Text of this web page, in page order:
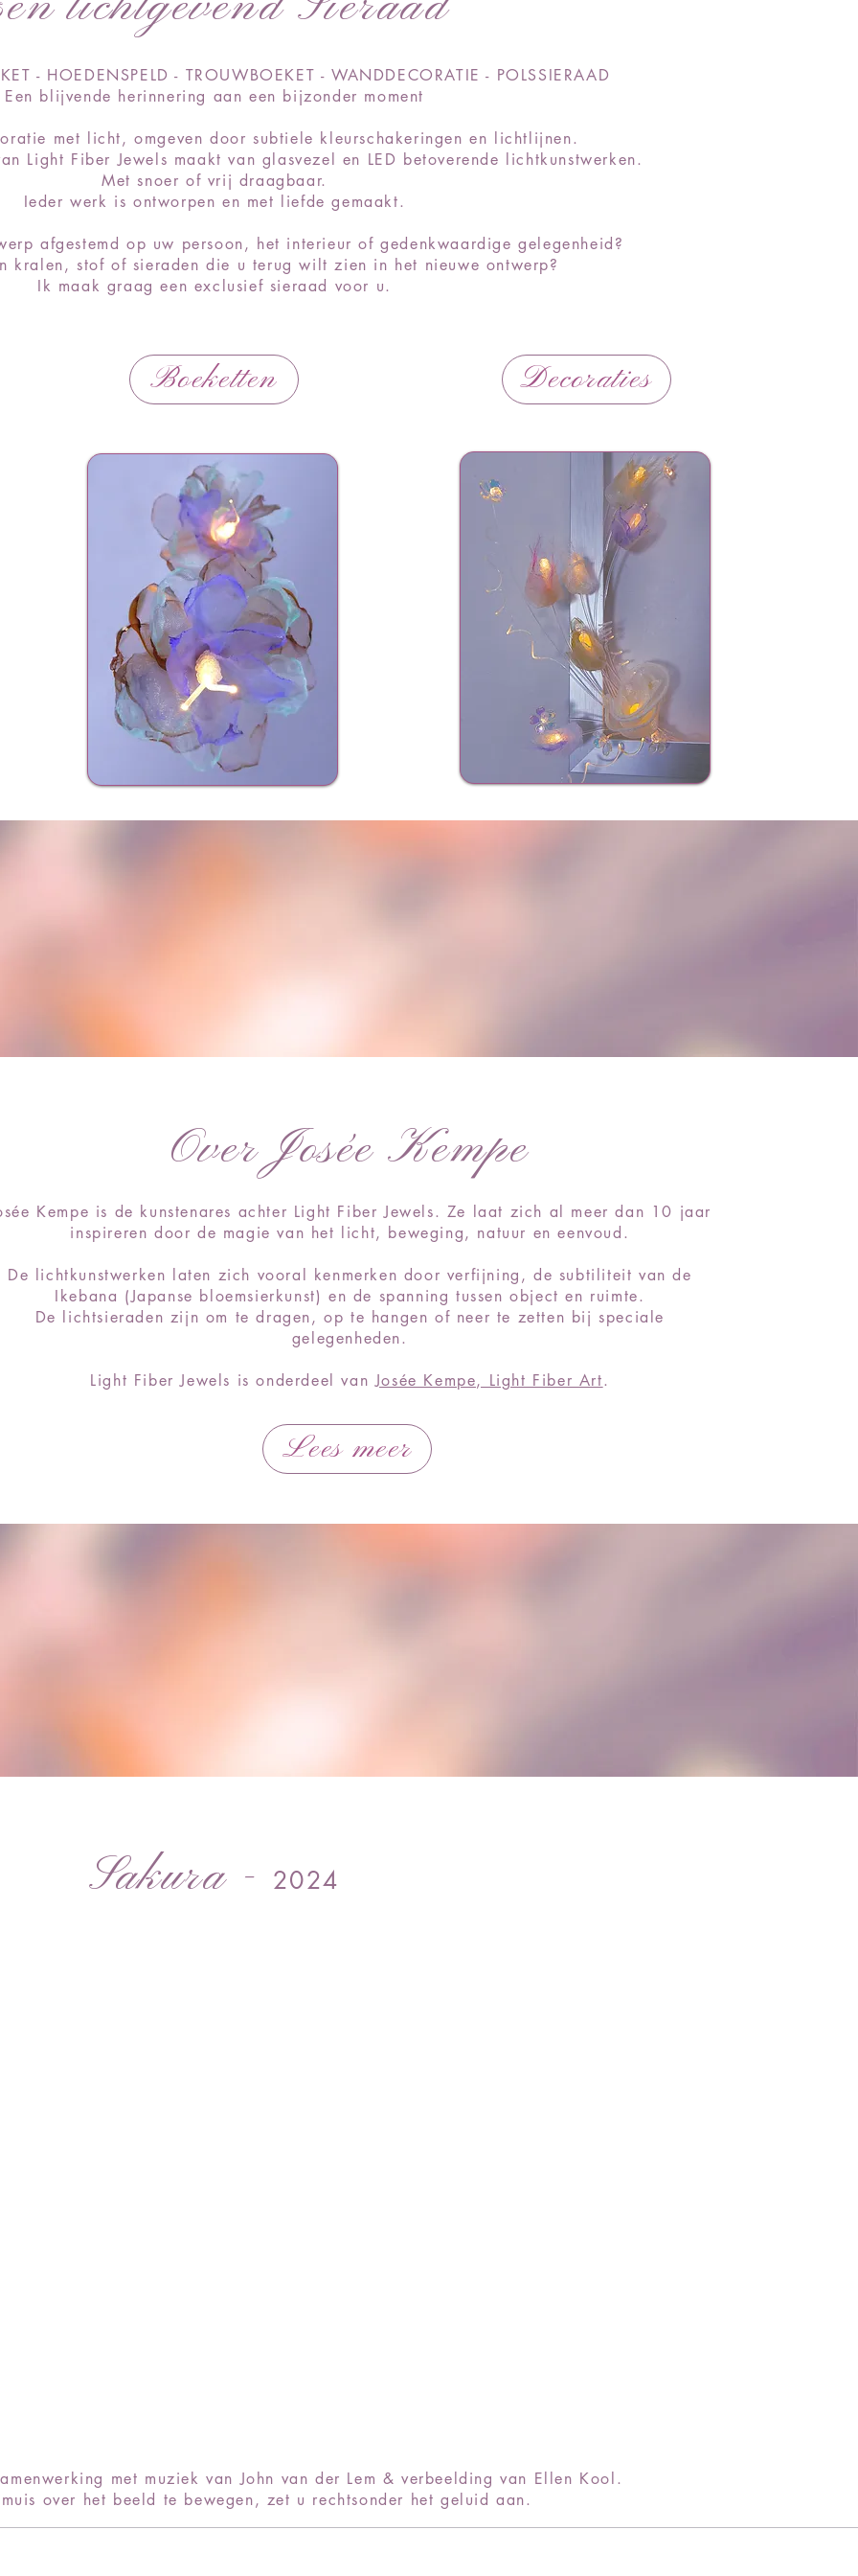
- HOEDENSPELD - TROUWBOEKET - WANDDECORATIE - POLSSIERAAD
Een blijvende herinnering aan een bijzonder moment
met licht, omgeven door subtiele kleurschakeringen en lichtlijnen.
Light Fiber Jewels maakt van glasvezel en LED betoverende lichtkunstwerken.
Met snoer of vrij draagbaar.
Ieder werk is ontworpen en met liefde gemaakt.
afgestemd op uw persoon, het interieur of gedenkwaardige gelegenheid?
kralen, stof of sieraden die u terug wilt zien in het nieuwe ontwerp?
Ik maak graag een exclusief sieraad voor u.
Boeketten Decoraties
Over Josée Kempe
Kempe is de kunstenares achter Light Fiber Jewels. Ze laat zich al meer dan 10 jaar
inspireren door de magie van het licht, beweging, natuur en eenvoud.
De lichtkunstwerken laten zich vooral kenmerken door verfijning, de subtiliteit van de
Ikebana (Japanse bloemsierkunst) en de spanning tussen object en ruimte.
De lichtsieraden zijn om te dragen, op te hangen of neer te zetten bij speciale
gelegenheden.
Light Fiber Jewels is onderdeel vanJosée Kempe, Light Fiber Art.
Lees meer
Sakura - 2024
met muziek van John van der Lem & verbeelding van Ellen Kool.
over het beeld te bewegen, zet u rechtsonder het geluid aan.